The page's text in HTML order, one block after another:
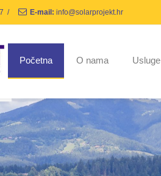
/ E-mail: info@solarprojekt.hr
Početna O nama Usluge